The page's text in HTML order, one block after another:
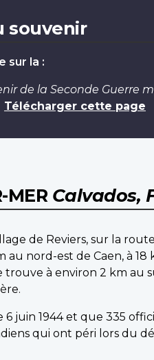
souvenir
sur la :
de la Seconde Guerre
Télécharger cette page
MER Calvados,
de Reviers, sur la
nord-est de Caen, à 18
à environ 2 km au
juin 1944 et que 335
qui ont péri lors du